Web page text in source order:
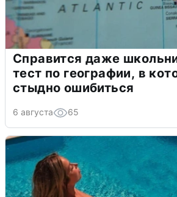
Справится даже
тест по географии, в
стыдно ошибиться
6 августа 65